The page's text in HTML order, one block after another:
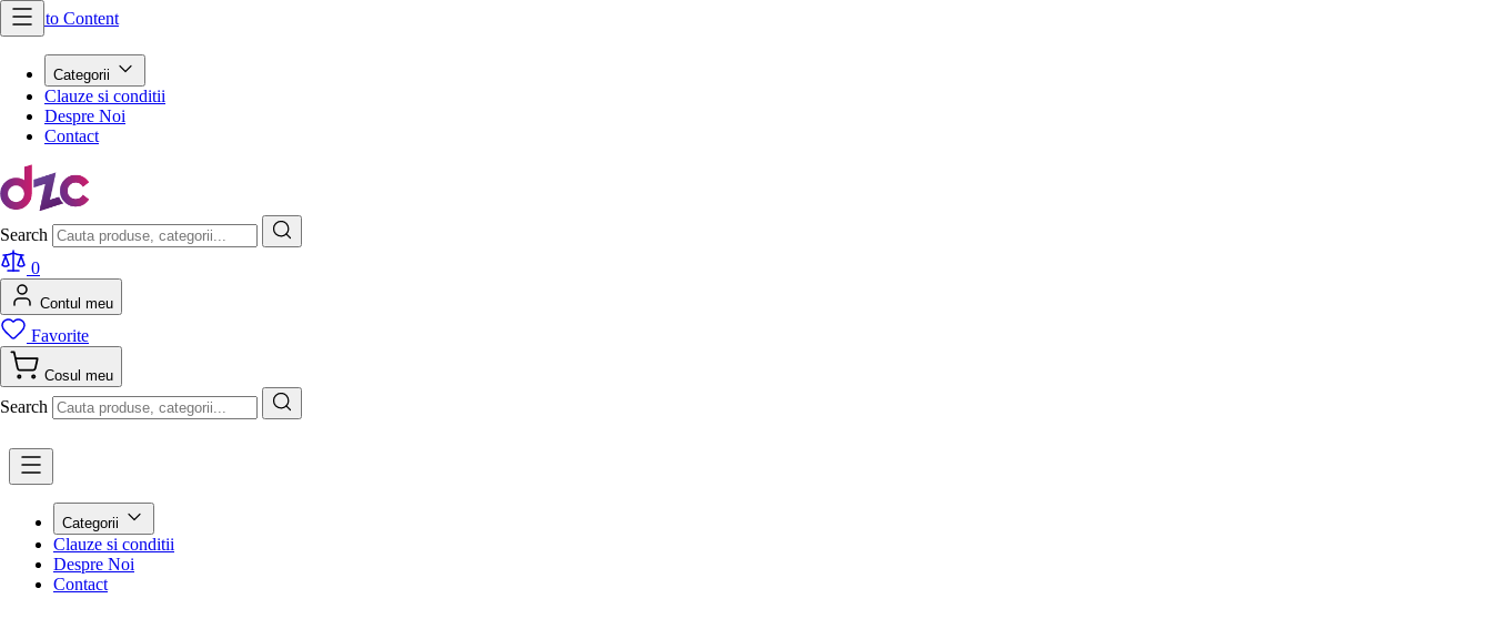
Skip to Content
Categorii
Clauze si conditii
Despre Noi
Contact
Search
0
Contul meu
Favorite
Cosul meu
Search
Categorii
Clauze si conditii
Despre Noi
Contact